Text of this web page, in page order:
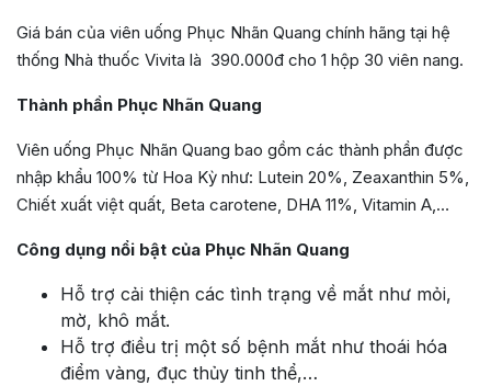
Giá bán của viên uống Phục Nhãn Quang chính hãng tại hệ
thống Nhà thuốc Vivita là 390.000đ cho 1 hộp 30 viên nang.
Thành phần Phục Nhãn Quang
Viên uống Phục Nhãn Quang bao gồm các thành phần được
nhập khẩu 100% từ Hoa Kỳ như: Lutein 20%, Zeaxanthin 5%,
Chiết xuất việt quất, Beta carotene, DHA 11%, Vitamin A,…
Công dụng nổi bật của Phục Nhãn Quang
Hỗ trợ cải thiện các tình trạng về mắt như mỏi,
mờ, khô mắt.
Hỗ trợ điều trị một số bệnh mắt như thoái hóa
điểm vàng, đục thủy tinh thể,…